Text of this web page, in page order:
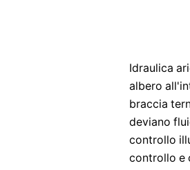
Idraulica
albero
braccia
deviano
controllo
controllo e